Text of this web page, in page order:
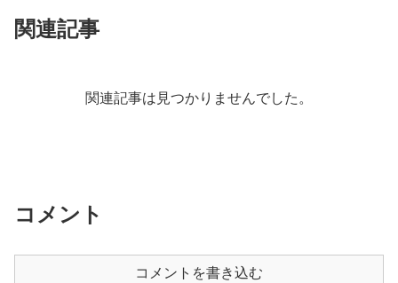
関連記事
関連記事は見つかりませんでした。
コメント
コメントを書き込む